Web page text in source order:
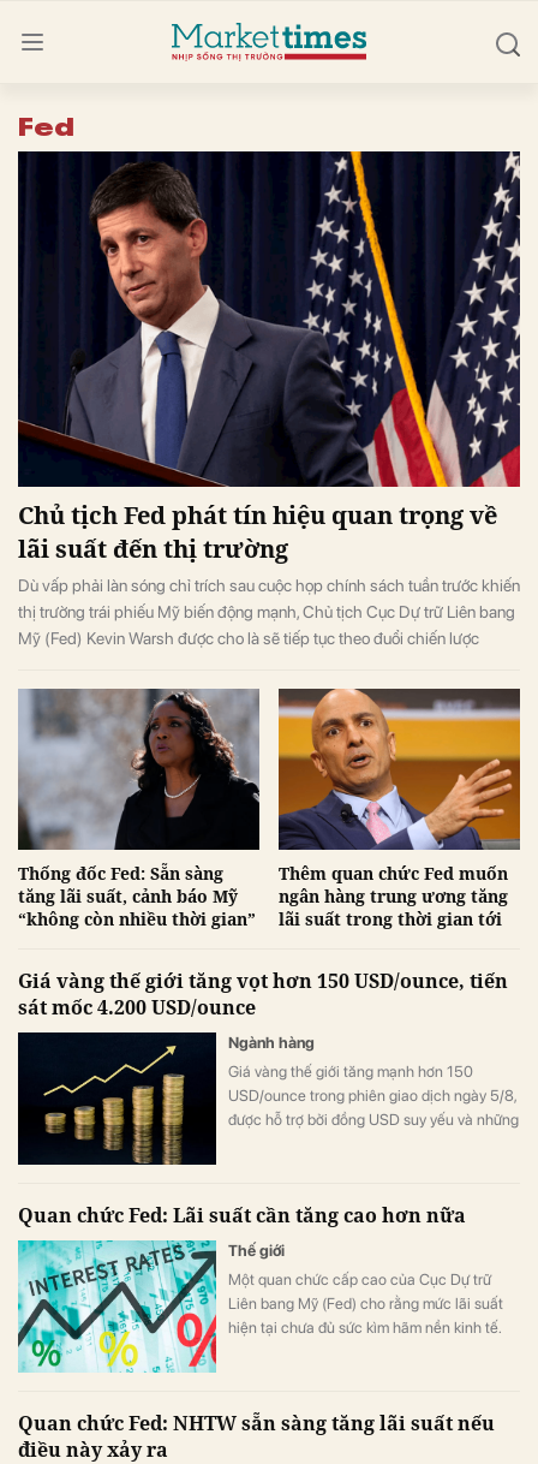
Fed
Chủ tịch Fed phát tín hiệu quan trọng về
lãi suất đến thị trường
Dù vấp phải làn sóng chỉ trích sau cuộc họp chính sách tuần trước khiến
thị trường trái phiếu Mỹ biến động mạnh, Chủ tịch Cục Dự trữ Liên bang
Mỹ (Fed) Kevin Warsh được cho là sẽ tiếp tục theo đuổi chiến lược
Thống đốc Fed: Sẵn sàng
tăng lãi suất, cảnh báo Mỹ
“không còn nhiều thời gian”
Thêm quan chức Fed muốn
ngân hàng trung ương tăng
lãi suất trong thời gian tới
Giá vàng thế giới tăng vọt hơn 150 USD/ounce, tiến
sát mốc 4.200 USD/ounce
Ngành hàng
Giá vàng thế giới tăng mạnh hơn 150
USD/ounce trong phiên giao dịch ngày 5/8,
được hỗ trợ bởi đồng USD suy yếu và những
triển vọng chính sách của Fed.
Quan chức Fed: Lãi suất cần tăng cao hơn nữa
Thế giới
Một quan chức cấp cao của Cục Dự trữ
Liên bang Mỹ (Fed) cho rằng mức lãi suất
hiện tại chưa đủ sức kìm hãm nền kinh tế.
Quan chức Fed: NHTW sẵn sàng tăng lãi suất nếu
điều này xảy ra